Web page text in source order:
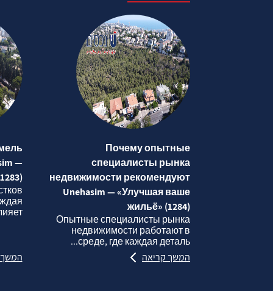
Почему опытные
специалисты рынка
недвижимости рекомендуют
Unehasim — «Улучшая ваше
жильё» (1284)
Опытные специалисты рынка
недвижимости работают в
среде, где каждая деталь...
המשך קריאה
—